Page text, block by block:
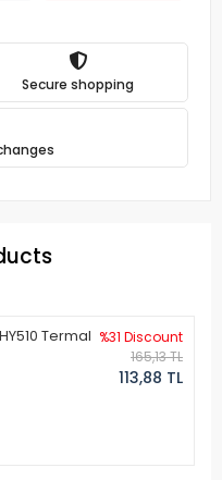
Secure shopping
Termal %31 Discount
165,13 TL
113,88 TL